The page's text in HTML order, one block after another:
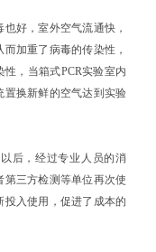
好，室外空气流通快，
加重了病毒的传染性，
，当箱式PCR实验室内
置换新鲜的空气达到实验
后，经过专业人员的消
三方检测等单位再次使
投入使用，促进了成本的